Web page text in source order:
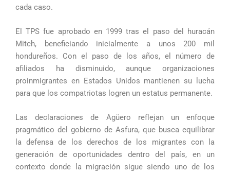
cada caso.
El TPS fue aprobado en 1999 tras el paso del huracán
Mitch, beneficiando inicialmente a unos 200 mil
hondureños. Con el paso de los años, el número de
afiliados ha disminuido, aunque organizaciones
proinmigrantes en Estados Unidos mantienen su lucha
para que los compatriotas logren un estatus permanente.
Las declaraciones de Agüero reflejan un enfoque
pragmático del gobierno de Asfura, que busca equilibrar
la defensa de los derechos de los migrantes con la
generación de oportunidades dentro del país, en un
contexto donde la migración sigue siendo uno de los